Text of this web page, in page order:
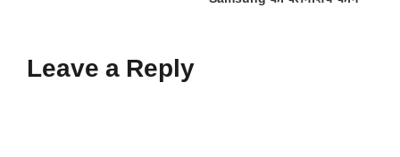
Leave a Reply